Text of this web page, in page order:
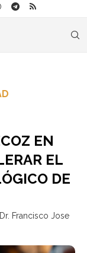
EN
EL
DE
Dr. Francisco Jose